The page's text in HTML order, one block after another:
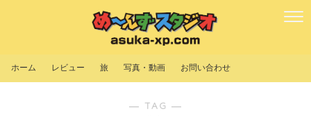
ホーム レビュー 旅 写真・動画 お問い合わせ
― TAG ―